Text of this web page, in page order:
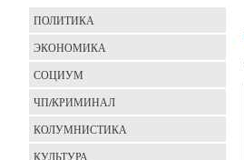
ПОЛИТИКА
ЭКОНОМИКА
СОЦИУМ
ЧП/КРИМИНАЛ
КОЛУМНИСТИКА
КУЛЬТУРА